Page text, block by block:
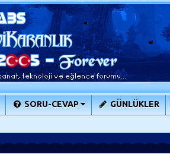
SORU-CEVAP GÜNLÜKLER